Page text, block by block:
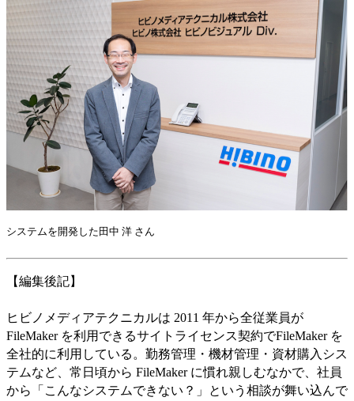
システムを開発した田中 洋 さん
【編集後記】
ヒビノメディアテクニカルは 2011 年から全従業員が
FileMaker を利用できるサイトライセンス契約でFileMaker を
全社的に利用している。勤務管理・機材管理・資材購入シス
テムなど、常日頃から FileMaker に慣れ親しむなかで、社員
から「こんなシステムできない？」という相談が舞い込んで